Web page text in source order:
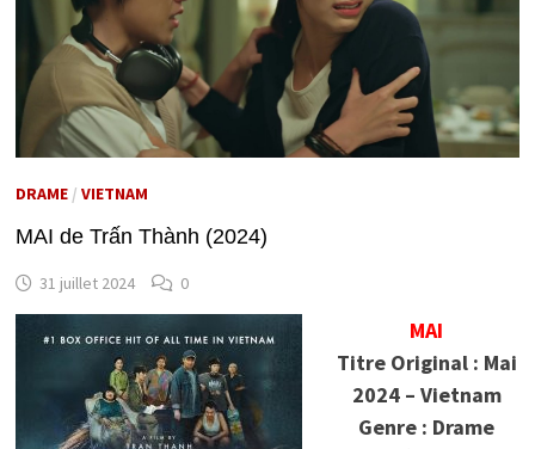
DRAME/ VIETNAM
MAI de Trấn Thành (2024)
31 juillet 2024 0
MAI
Titre Original : Mai
2024 – Vietnam
Genre : Drame